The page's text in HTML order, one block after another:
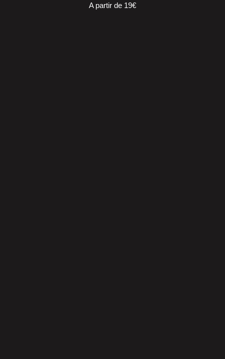
A partir de 19€